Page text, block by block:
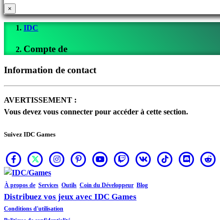
Mot
de
passe
oublié?
langue
BS
DA
DE
EL
EN
ES
×
IDC
Compte de
Information de contact
AVERTISSEMENT :
Vous devez vous connecter pour accéder à cette section.
Suivez IDC Games
À propos de Services Outils Coin du Développeur Blog
Distribuez vos jeux avec IDC Games
Conditions d'utilisation